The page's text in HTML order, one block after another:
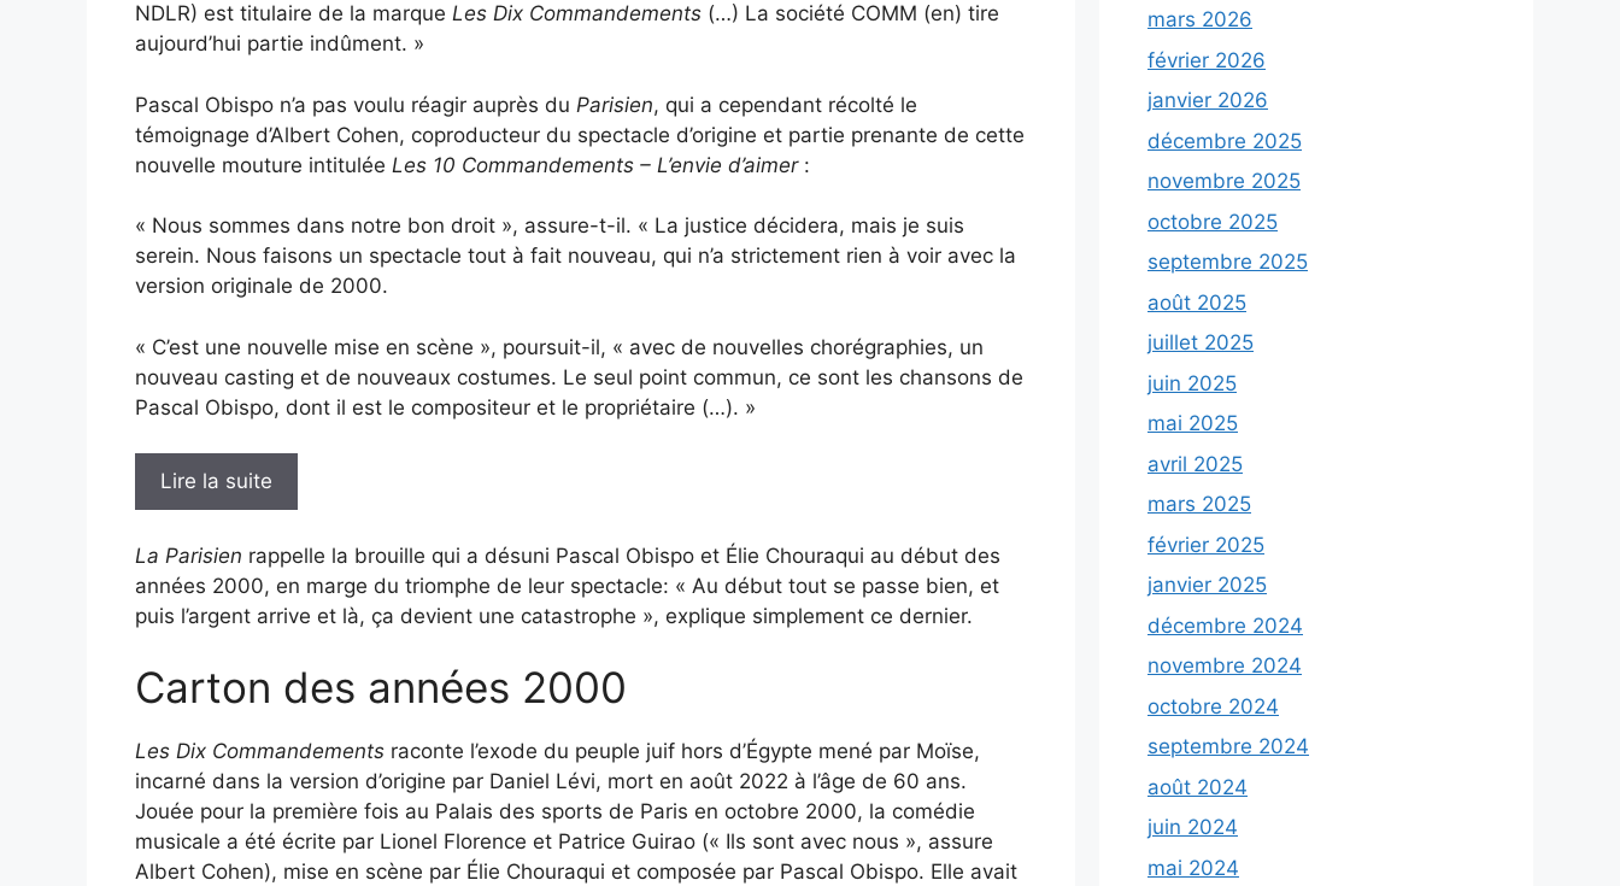
NDLR) est titulaire de la marque Les Dix Commandements (…) La société COMM (en) tire
aujourd’hui partie indûment. »
Pascal Obispo n’a pas voulu réagir auprès du Parisien, qui a cependant récolté le
témoignage d’Albert Cohen, coproducteur du spectacle d’origine et partie prenante de cette
nouvelle mouture intitulée Les 10 Commandements – L’envie d’aimer:
« Nous sommes dans notre bon droit », assure-t-il. « La justice décidera, mais je suis
serein. Nous faisons un spectacle tout à fait nouveau, qui n’a strictement rien à voir avec la
version originale de 2000.
« C’est une nouvelle mise en scène », poursuit-il, « avec de nouvelles chorégraphies, un
nouveau casting et de nouveaux costumes. Le seul point commun, ce sont les chansons de
Pascal Obispo, dont il est le compositeur et le propriétaire (…). »
Lire la suite
La Parisien rappelle la brouille qui a désuni Pascal Obispo et Élie Chouraqui au début des
années 2000, en marge du triomphe de leur spectacle: « Au début tout se passe bien, et
puis l’argent arrive et là, ça devient une catastrophe », explique simplement ce dernier.
Carton des années 2000
Les Dix Commandements raconte l’exode du peuple juif hors d’Égypte mené par Moïse,
incarné dans la version d’origine par Daniel Lévi, mort en août 2022 à l’âge de 60 ans.
Jouée pour la première fois au Palais des sports de Paris en octobre 2000, la comédie
musicale a été écrite par Lionel Florence et Patrice Guirao (« Ils sont avec nous », assure
Albert Cohen), mise en scène par Élie Chouraqui et composée par Pascal Obispo. Elle avait
mars 2026
février 2026
janvier 2026
décembre 2025
novembre 2025
octobre 2025
septembre 2025
août 2025
juillet 2025
juin 2025
mai 2025
avril 2025
mars 2025
février 2025
janvier 2025
décembre 2024
novembre 2024
octobre 2024
septembre 2024
août 2024
juin 2024
mai 2024